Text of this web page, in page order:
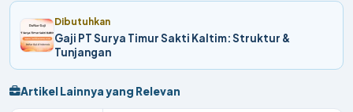
Dibutuhkan
Gaji PT Surya Timur Sakti Kaltim: Struktur &
Tunjangan
Artikel Lainnya yang Relevan